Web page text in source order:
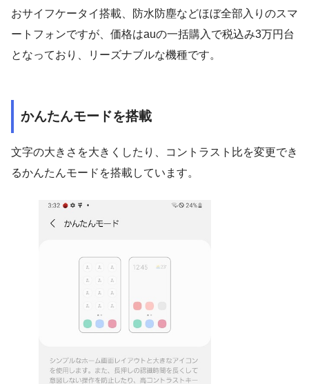
おサイフケータイ搭載、防水防塵などほぼ全部入りのスマ
ートフォンですが、価格はauの一括購入で税込み3万円台
となっており、リーズナブルな機種です。
かんたんモードを搭載
文字の大きさを大きくしたり、コントラスト比を変更でき
るかんたんモードを搭載しています。